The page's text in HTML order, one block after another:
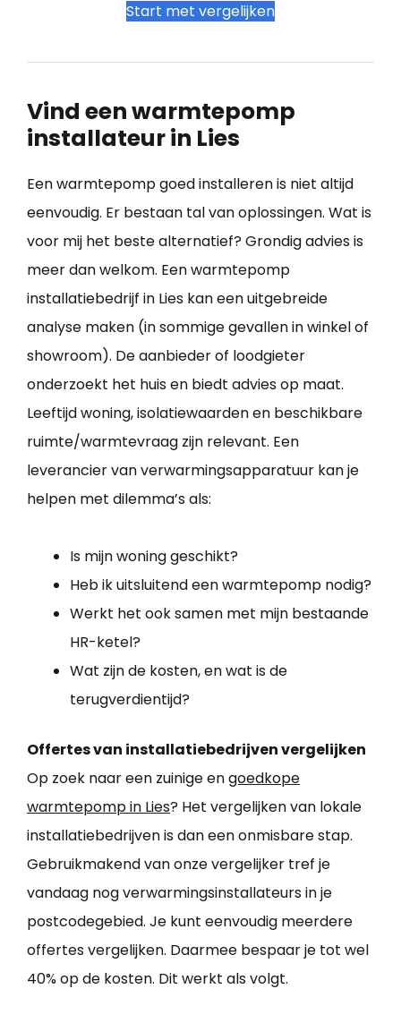
Start met vergelijken
Vind een warmtepomp
installateur in Lies
Een warmtepomp goed installeren is niet altijd
eenvoudig. Er bestaan tal van oplossingen. Wat is
voor mij het beste alternatief? Grondig advies is
meer dan welkom. Een warmtepomp
installatiebedrijf in Lies kan een uitgebreide
analyse maken (in sommige gevallen in winkel of
showroom). De aanbieder of loodgieter
onderzoekt het huis en biedt advies op maat.
Leeftijd woning, isolatiewaarden en beschikbare
ruimte/warmtevraag zijn relevant. Een
leverancier van verwarmingsapparatuur kan je
helpen met dilemma’s als:
Is mijn woning geschikt?
Heb ik uitsluitend een warmtepomp nodig?
Werkt het ook samen met mijn bestaande
HR-ketel?
Wat zijn de kosten, en wat is de
terugverdientijd?
Offertes van installatiebedrijven vergelijken
Op zoek naar een zuinige engoedkope
warmtepomp in Lies? Het vergelijken van lokale
installatiebedrijven is dan een onmisbare stap.
Gebruikmakend van onze vergelijker tref je
vandaag nog verwarmingsinstallateurs in je
postcodegebied. Je kunt eenvoudig meerdere
offertes vergelijken. Daarmee bespaar je tot wel
40% op de kosten. Dit werkt als volgt.